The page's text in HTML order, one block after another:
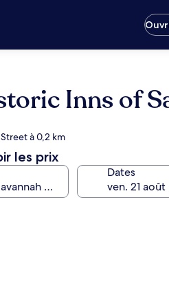
Inns of
à 0,2 km
les prix
Dates